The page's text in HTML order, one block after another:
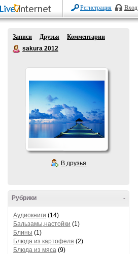
Регистрация Вход
Записи Друзья
Комментарии
sakura 2012
В друзья
-
Рубрики
Аудиокниги (14)
Бальзамы,настойки (1)
Блины (1)
Блюда из картофеля (2)
Блюда из мяса (9)